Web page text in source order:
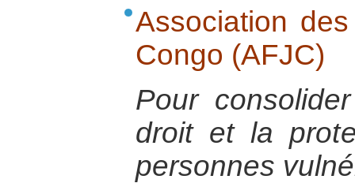
Association
Congo (AFJC)
Pour
droit et la
personnes